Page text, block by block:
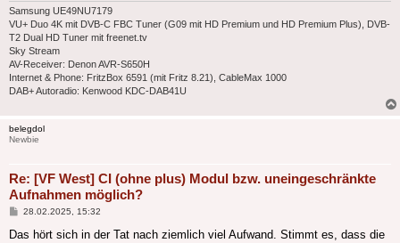
Samsung UE49NU7179
VU+ Duo 4K mit DVB-C FBC Tuner (G09 mit HD Premium und HD Premium Plus), DVB-
T2 Dual HD Tuner mit freenet.tv
Sky Stream
AV-Receiver: Denon AVR-S650H
Internet & Phone: FritzBox 6591 (mit Fritz 8.21), CableMax 1000
DAB+ Autoradio: Kenwood KDC-DAB41U
belegdol
Newbie
Re: [VF West] CI (ohne plus) Modul bzw. uneingeschränkte
Aufnahmen möglich?
Beitrag
28.02.2025, 15:32
Das hört sich in der Tat nach ziemlich viel Aufwand. Stimmt es, dass die